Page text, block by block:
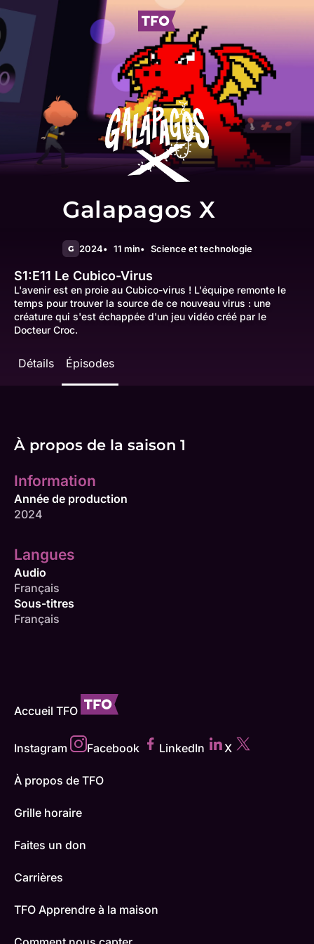
Galapagos X
G 2024 11 min Science et technologie
S1:E11 Le Cubico-Virus
L'avenir est en proie au Cubico-virus ! L'équipe remonte le
temps pour trouver la source de ce nouveau virus : une
créature qui s'est échappée d'un jeu vidéo créé par le
Docteur Croc.
Détails Épisodes
À propos de la saison 1
Information
Année de production
2024
Langues
Audio
Français
Sous-titres
Français
Accueil TFO
Instagram Facebook LinkedIn X
À propos de TFO
Grille horaire
Faites un don
Carrières
TFO Apprendre à la maison